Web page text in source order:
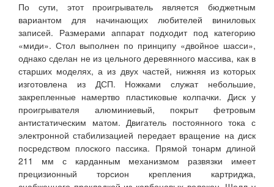
По сути, этот проигрыватель является бюджетным
вариантом для начинающих любителей виниловых
записей. Размерами аппарат подходит под категорию
«миди». Стол выполнен по принципу «двойное шасси»,
однако сделан не из цельного деревянного массива, как в
старших моделях, а из двух частей, нижняя из которых
изготовлена из ДСП. Ножками служат небольшие,
закрепленные намертво пластиковые колпачки. Диск у
проигрывателя алюминиевый, покрыт фетровым
антистатическим матом. Двигатель постоянного тока с
электронной стабилизацией передает вращение на диск
посредством плоского пассика. Прямой тонарм длиной
211 мм с карданным механизмом развязки имеет
прецизионный торсион крепления картриджа,